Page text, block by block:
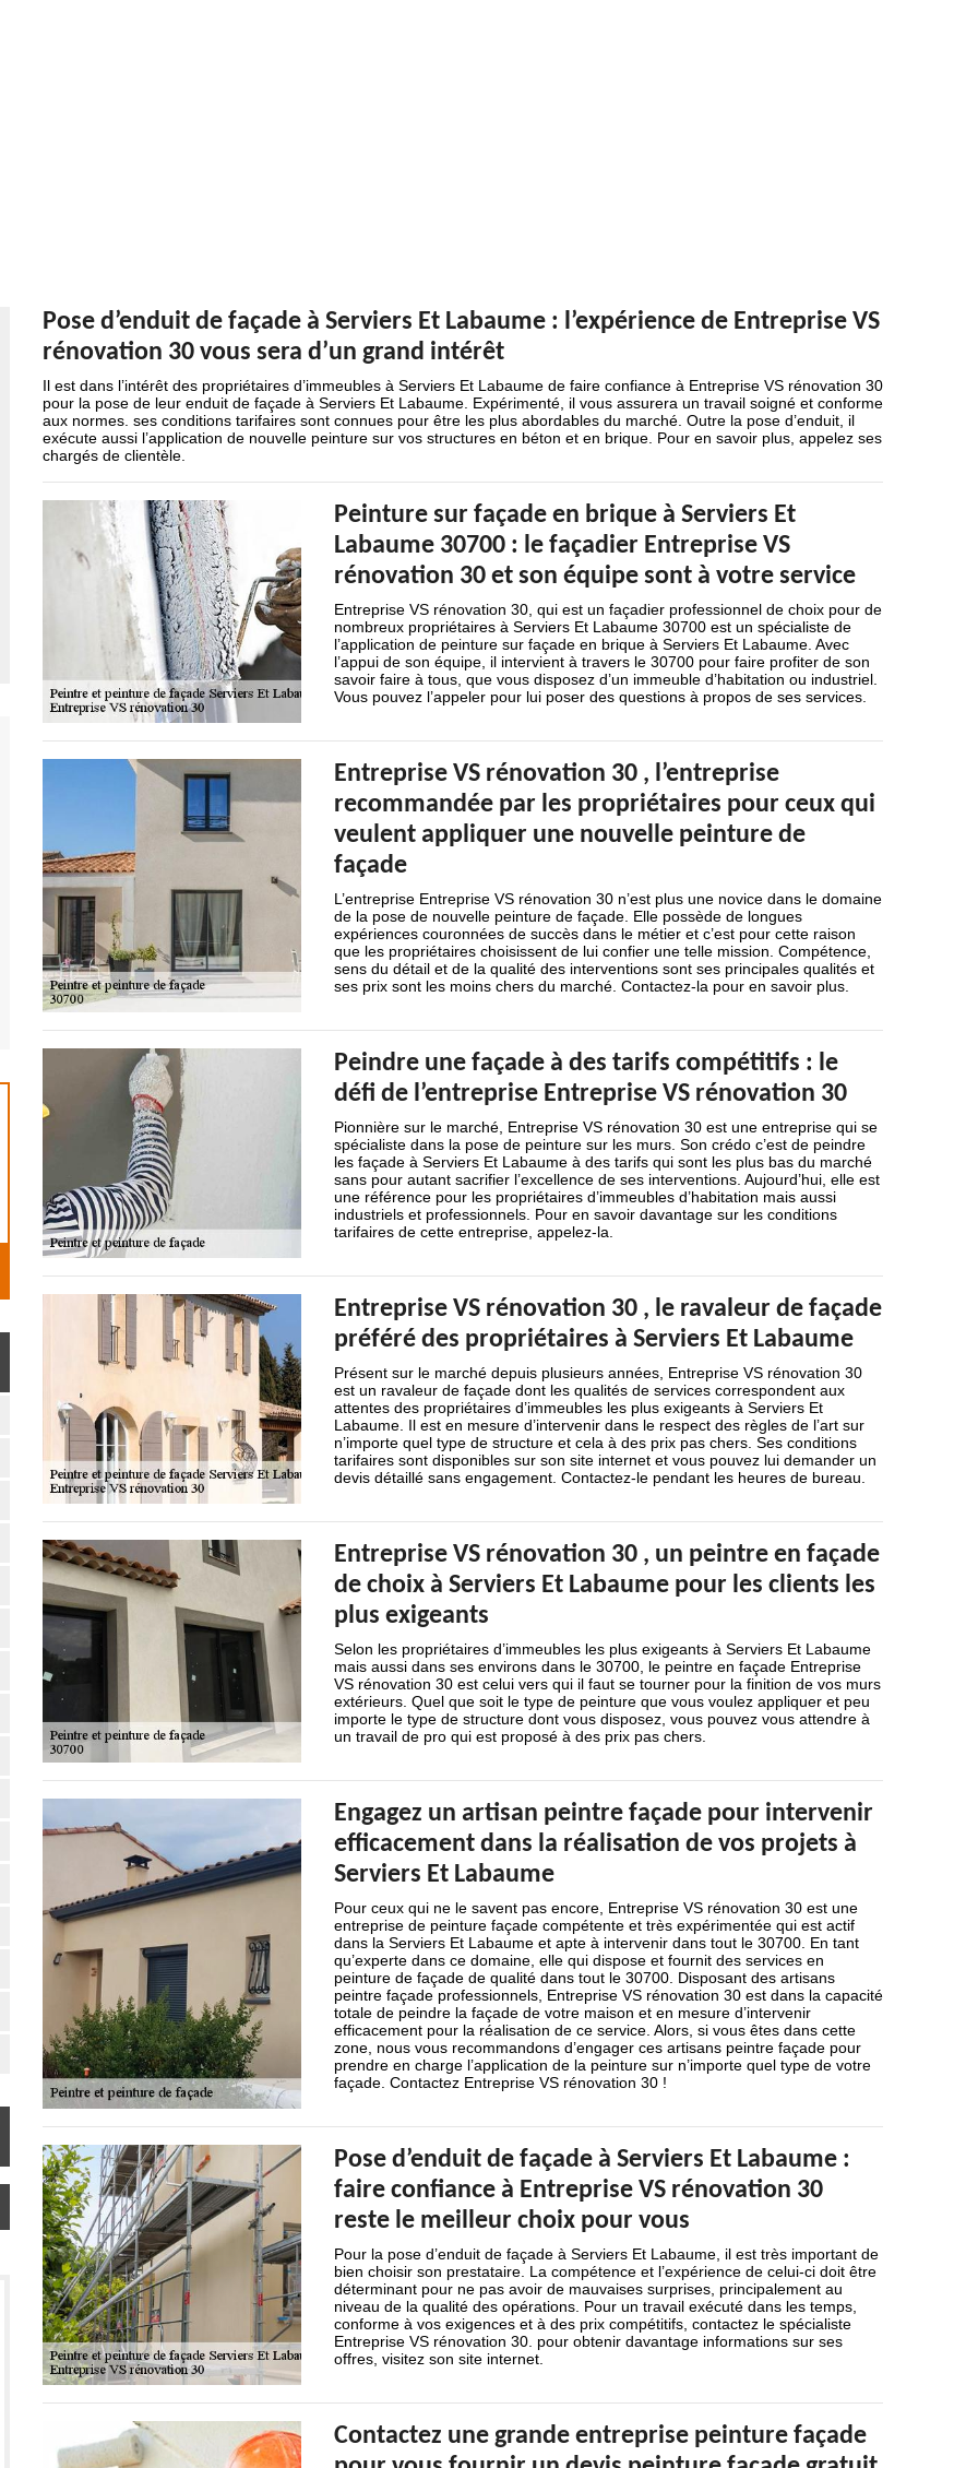
Pose d’enduit de façade à Serviers Et Labaume : l’expérience de Entreprise VS
rénovation 30 vous sera d’un grand intérêt
Il est dans l’intérêt des propriétaires d’immeubles à Serviers Et Labaume de faire confiance à Entreprise VS rénovation 30
pour la pose de leur enduit de façade à Serviers Et Labaume. Expérimenté, il vous assurera un travail soigné et conforme
aux normes. ses conditions tarifaires sont connues pour être les plus abordables du marché. Outre la pose d’enduit, il
exécute aussi l’application de nouvelle peinture sur vos structures en béton et en brique. Pour en savoir plus, appelez ses
chargés de clientèle.
Peinture sur façade en brique à Serviers Et
Labaume 30700 : le façadier Entreprise VS
rénovation 30 et son équipe sont à votre service
Entreprise VS rénovation 30, qui est un façadier professionnel de choix pour de
nombreux propriétaires à Serviers Et Labaume 30700 est un spécialiste de
l’application de peinture sur façade en brique à Serviers Et Labaume. Avec
l’appui de son équipe, il intervient à travers le 30700 pour faire profiter de son
savoir faire à tous, que vous disposez d’un immeuble d’habitation ou industriel.
Vous pouvez l’appeler pour lui poser des questions à propos de ses services.
Entreprise VS rénovation 30 , l’entreprise
recommandée par les propriétaires pour ceux qui
veulent appliquer une nouvelle peinture de
façade
L’entreprise Entreprise VS rénovation 30 n’est plus une novice dans le domaine
de la pose de nouvelle peinture de façade. Elle possède de longues
expériences couronnées de succès dans le métier et c’est pour cette raison
que les propriétaires choisissent de lui confier une telle mission. Compétence,
sens du détail et de la qualité des interventions sont ses principales qualités et
ses prix sont les moins chers du marché. Contactez-la pour en savoir plus.
Peindre une façade à des tarifs compétitifs : le
défi de l’entreprise Entreprise VS rénovation 30
Pionnière sur le marché, Entreprise VS rénovation 30 est une entreprise qui se
spécialiste dans la pose de peinture sur les murs. Son crédo c’est de peindre
les façade à Serviers Et Labaume à des tarifs qui sont les plus bas du marché
sans pour autant sacrifier l’excellence de ses interventions. Aujourd’hui, elle est
une référence pour les propriétaires d’immeubles d’habitation mais aussi
industriels et professionnels. Pour en savoir davantage sur les conditions
tarifaires de cette entreprise, appelez-la.
Entreprise VS rénovation 30 , le ravaleur de façade
préféré des propriétaires à Serviers Et Labaume
Présent sur le marché depuis plusieurs années, Entreprise VS rénovation 30
est un ravaleur de façade dont les qualités de services correspondent aux
attentes des propriétaires d’immeubles les plus exigeants à Serviers Et
Labaume. Il est en mesure d’intervenir dans le respect des règles de l’art sur
n’importe quel type de structure et cela à des prix pas chers. Ses conditions
tarifaires sont disponibles sur son site internet et vous pouvez lui demander un
devis détaillé sans engagement. Contactez-le pendant les heures de bureau.
Entreprise VS rénovation 30 , un peintre en façade
de choix à Serviers Et Labaume pour les clients les
plus exigeants
Selon les propriétaires d’immeubles les plus exigeants à Serviers Et Labaume
mais aussi dans ses environs dans le 30700, le peintre en façade Entreprise
VS rénovation 30 est celui vers qui il faut se tourner pour la finition de vos murs
extérieurs. Quel que soit le type de peinture que vous voulez appliquer et peu
importe le type de structure dont vous disposez, vous pouvez vous attendre à
un travail de pro qui est proposé à des prix pas chers.
Engagez un artisan peintre façade pour intervenir
efficacement dans la réalisation de vos projets à
Serviers Et Labaume
Pour ceux qui ne le savent pas encore, Entreprise VS rénovation 30 est une
entreprise de peinture façade compétente et très expérimentée qui est actif
dans la Serviers Et Labaume et apte à intervenir dans tout le 30700. En tant
qu’experte dans ce domaine, elle qui dispose et fournit des services en
peinture de façade de qualité dans tout le 30700. Disposant des artisans
peintre façade professionnels, Entreprise VS rénovation 30 est dans la capacité
totale de peindre la façade de votre maison et en mesure d’intervenir
efficacement pour la réalisation de ce service. Alors, si vous êtes dans cette
zone, nous vous recommandons d’engager ces artisans peintre façade pour
prendre en charge l’application de la peinture sur n’importe quel type de votre
façade. Contactez Entreprise VS rénovation 30 !
Pose d’enduit de façade à Serviers Et Labaume :
faire confiance à Entreprise VS rénovation 30
reste le meilleur choix pour vous
Pour la pose d’enduit de façade à Serviers Et Labaume, il est très important de
bien choisir son prestataire. La compétence et l’expérience de celui-ci doit être
déterminant pour ne pas avoir de mauvaises surprises, principalement au
niveau de la qualité des opérations. Pour un travail exécuté dans les temps,
conforme à vos exigences et à des prix compétitifs, contactez le spécialiste
Entreprise VS rénovation 30. pour obtenir davantage informations sur ses
offres, visitez son site internet.
Contactez une grande entreprise peinture façade